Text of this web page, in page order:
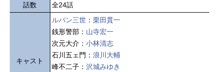
話数
全24話
キャスト
ルパン三世 ： 栗田貫一
銭形警部： 山寺宏一
次元大介： 小林清志
石川五ェ門： 浪川大輔
峰不二子： 沢城みゆき